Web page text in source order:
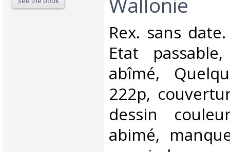
‎Rex. sans
Etat
abîmé,
222p,
dessin
abimé,